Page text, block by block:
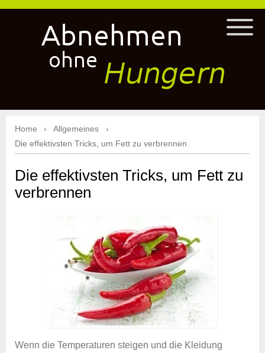
Home
Allgemeines
Die effektivsten Tricks, um Fett zu verbrennen
Die effektivsten Tricks, um Fett zu
verbrennen
Wenn die Temperaturen steigen und die Kleidung